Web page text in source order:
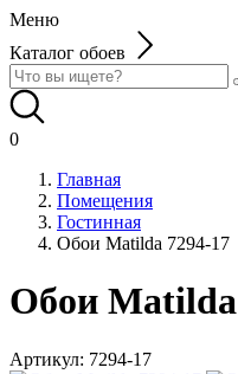
Меню
Каталог обоев
0
Главная
Помещения
Гостинная
Обои Matilda 7294-17
Обои Matilda
Артикул: 7294-17